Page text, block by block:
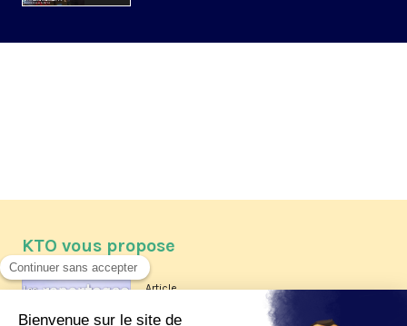
KTO vous propose
Article
Les reportages d'été 2026 de KTO